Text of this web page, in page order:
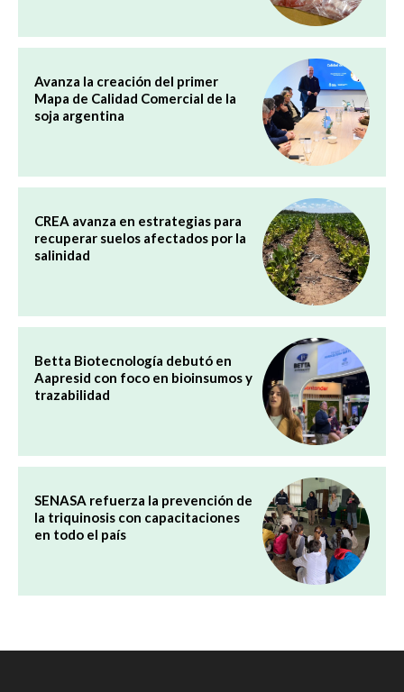
Avanza la creación del primer
Mapa de Calidad Comercial de la
soja argentina
CREA avanza en estrategias para
recuperar suelos afectados por la
salinidad
Betta Biotecnología debutó en
Aapresid con foco en bioinsumos y
trazabilidad
SENASA refuerza la prevención de
la triquinosis con capacitaciones
en todo el país